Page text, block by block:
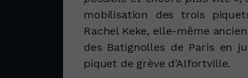
mobilisation des trois
Rachel Keke, elle-même
des Batignolles de Paris en
piquet de grève d’Alfortville.